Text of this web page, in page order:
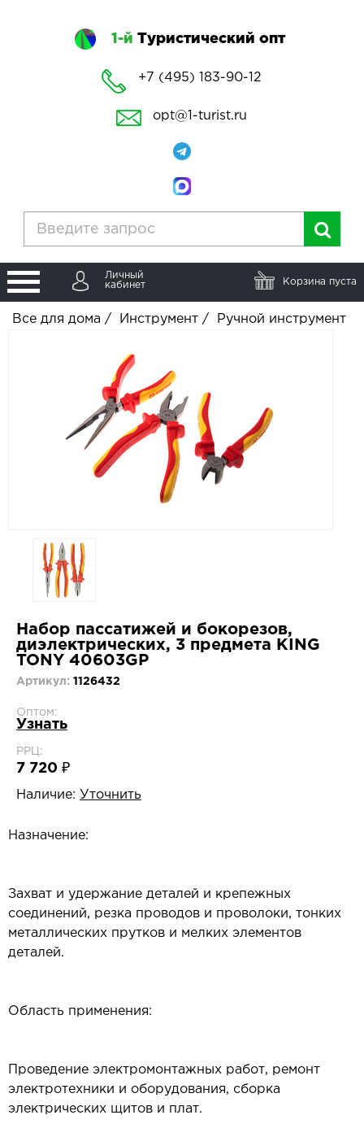
1-й Туристический опт
+7 (495) 183-90-12
opt@1-turist.ru
Личный
кабинет
Корзина пуста
Все для дома / Инструмент / Ручной инструмент
Набор пассатижей и бокорезов,
диэлектрических, 3 предмета KING
TONY 40603GP
Артикул: 1126432
Оптом:
Узнать
РРЦ:
7 720 ₽
Наличие: Уточнить
Назначение:
Захват и удержание деталей и крепежных
соединений, резка проводов и проволоки, тонких
металлических прутков и мелких элементов
деталей.
Область применения:
Проведение электромонтажных работ, ремонт
электротехники и оборудования, сборка
электрических щитов и плат.